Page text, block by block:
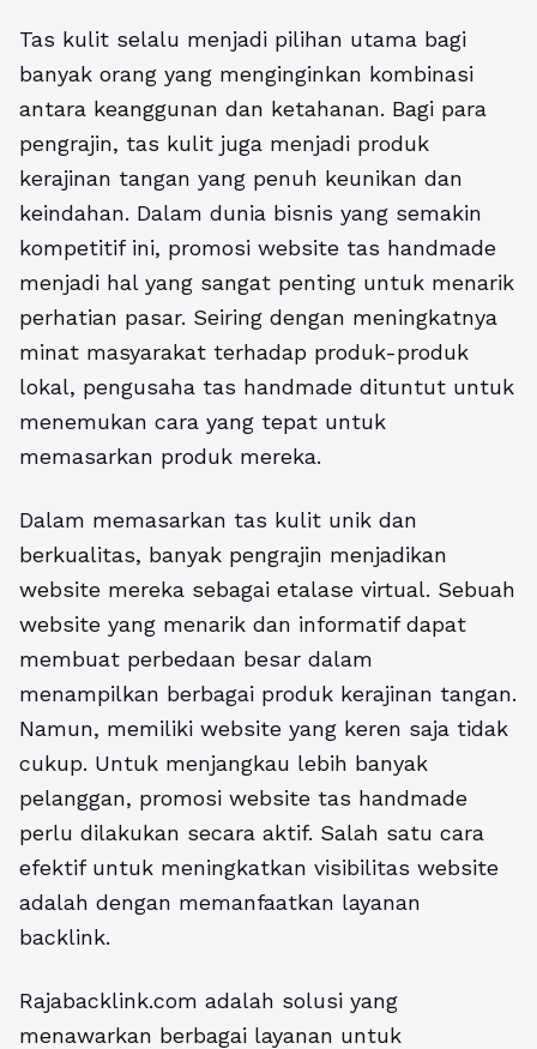
Tas kulit selalu menjadi pilihan utama bagi
banyak orang yang menginginkan kombinasi
antara keanggunan dan ketahanan. Bagi para
pengrajin, tas kulit juga menjadi produk
kerajinan tangan yang penuh keunikan dan
keindahan. Dalam dunia bisnis yang semakin
kompetitif ini, promosi website tas handmade
menjadi hal yang sangat penting untuk menarik
perhatian pasar. Seiring dengan meningkatnya
minat masyarakat terhadap produk-produk
lokal, pengusaha tas handmade dituntut untuk
menemukan cara yang tepat untuk
memasarkan produk mereka.
Dalam memasarkan tas kulit unik dan
berkualitas, banyak pengrajin menjadikan
website mereka sebagai etalase virtual. Sebuah
website yang menarik dan informatif dapat
membuat perbedaan besar dalam
menampilkan berbagai produk kerajinan tangan.
Namun, memiliki website yang keren saja tidak
cukup. Untuk menjangkau lebih banyak
pelanggan, promosi website tas handmade
perlu dilakukan secara aktif. Salah satu cara
efektif untuk meningkatkan visibilitas website
adalah dengan memanfaatkan layanan
backlink.
Rajabacklink.com adalah solusi yang
menawarkan berbagai layanan untuk